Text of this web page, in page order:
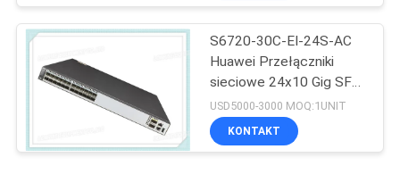
S6720-30C-EI-24S-AC
Huawei Przełączniki
sieciowe 24x10 Gig SFP
+ 2x40 Gig QSFP + porty
USD5000-3000 MOQ:1UNIT
KONTAKT